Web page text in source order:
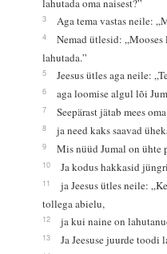
3 Aga tema vastas neile:
4
Nemad ütlesid:
lahutada.”
5 Jeesus ütles aga neile:
6 aga loomise algul lõi
7 Seepärast jätab mees
8 ja need kaks saavad
9 Mis nüüd Jumal on ühte
10 Ja kodus hakkasid
11
ja Jeesus ütles neile:
tollega abielu,
12 ja kui naine on
13 Ja Jeesuse juurde